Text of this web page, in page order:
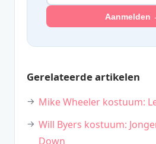
Aanmelden
Gerelateerde artikelen
Mike Wheeler kostuum:
Will Byers kostuum:
Down